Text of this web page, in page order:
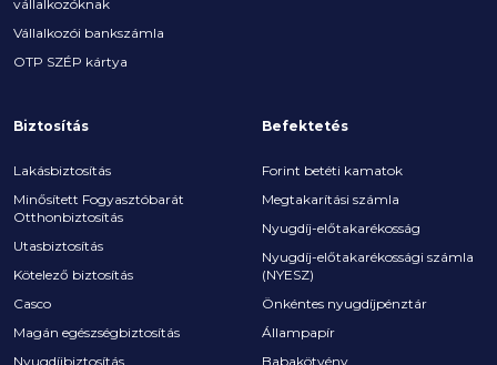
vállalkozóknak
Vállalkozói bankszámla
OTP SZÉP kártya
Biztosítás
Lakásbiztosítás
Minősített Fogyasztóbarát
Otthonbiztosítás
Utasbiztosítás
Kötelező biztosítás
Casco
Magán egészségbiztosítás
Nyugdíjbiztosítás
Befektetés
Forint betéti kamatok
Megtakarítási számla
Nyugdíj-előtakarékosság
Nyugdíj-előtakarékossági számla
(NYESZ)
Önkéntes nyugdíjpénztár
Állampapír
Babakötvény